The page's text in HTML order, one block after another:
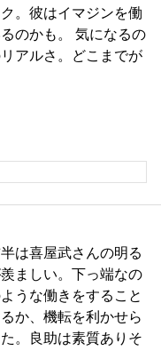
。彼はイマジンを働
のかも。 気になるの
アルさ。どこまでが
は喜屋武さんの明る
ましい。下っ端なの
うな働きをすること
か、機転を利かせら
。良助は素質ありそ